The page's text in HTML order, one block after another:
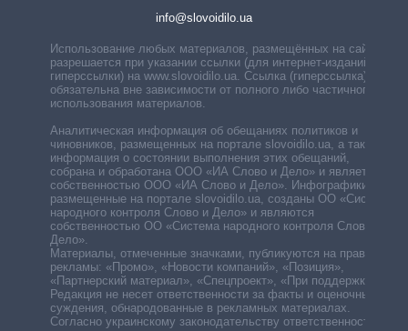
info@slovoidilo.ua
Использование любых материалов, размещённых на сайте,
разрешается при указании ссылки (для интернет-изданий —
гиперссылки) на www.slovoidilo.ua. Ссылка (гиперссылка)
обязательна вне зависимости от полного либо частичного
использования материалов.
Аналитическая информация об обещаниях политиков и
чиновников, размещенных на портале slovoidilo.ua, а также
информация о состоянии выполнения этих обещаний,
собрана и обработана ООО «ИА Слово и Дело» и является
собственностью ООО «ИА Слово и Дело». Инфографики,
размещенные на портале slovoidilo.ua, созданы ОО «Система
народного контроля Слово и Дело» и являются
собственностью ОО «Система народного контроля Слово и
Дело».
Материалы, отмеченные значками, публикуются на правах
рекламы: «Промо», «Новости компаний», «Позиция»,
«Партнерский материал», «Спецпроект», «При поддержке».
Редакция не несет ответственности за факты и оценочные
суждения, обнародованные в рекламных материалах.
Согласно украинскому законодательству ответственность за